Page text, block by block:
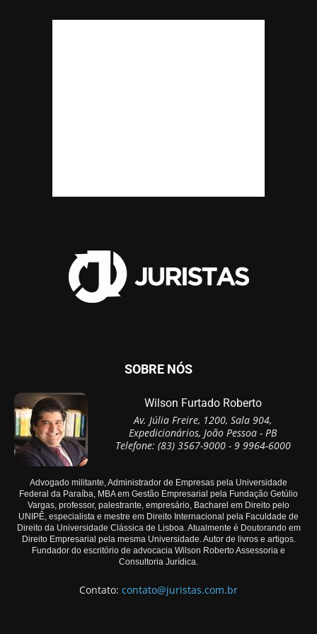
SOBRE NÓS
Wilson Furtado Roberto
Av. Júlia Freire, 1200, Sala 904,
Expedicionários, João Pessoa - PB
Telefone: (83) 3567-9000 - 9 9964-6000
Advogado militante, Administrador de Empresas pela Universidade
Federal da Paraíba, MBA em Gestão Empresarial pela Fundação Getúlio
Vargas, professor, palestrante, empresário, Bacharel em Direito pelo
UNIPÊ, especialista e mestre em Direito Internacional pela Faculdade de
Direito da Universidade Clássica de Lisboa. Atualmente é Doutorando em
Direito Empresarial pela mesma Universidade. Autor de livros e artigos.
Fundador do escritório de advocacia Wilson Roberto Assessoria e
Consultoria Jurídica.
Contato: contato@juristas.com.br